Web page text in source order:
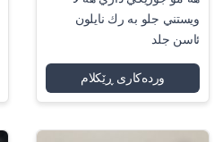
ويستني جلو به رك نايلون
ئاسن جلد
وردەکاری ڕێکلام